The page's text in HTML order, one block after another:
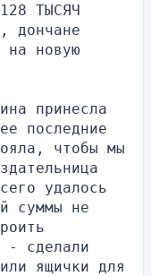
ТЫСЯЧ
дончане
на новую
принесла
последние
чтобы мы
удалось
суммы не
- сделали
ящички для